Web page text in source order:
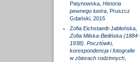
Patynowska, Historia
pewnego lustra, Pruszcz
Gdański, 2015
Zofia Eichstaedt-Jabłońska,
Zofia Milska-Bielińska (1884-
1938). Pocztówki,
korespondencja i fotografie
w zbiorach rodzinnych,